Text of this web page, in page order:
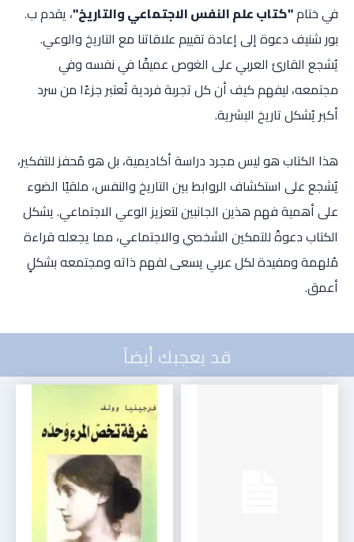
في ختام"كتاب علم النفس الاجتماعي والتاريخ"، يقدم ب.
بور شنيف دعوة إلى إعادة تقييم علاقاتنا مع التاريخ والوعي.
يُشجع القارئ العربي على الغوص عميقًا في نفسه وفي
مجتمعه، ليفهم كيف أن كل تجربة فردية تُعتبر جزءًا من سرد
أكبر يُشكل تاريخ البشرية.
هذا الكتاب هو ليس مجرد دراسة أكاديمية، بل هو مُحفز للتفكير،
يُشجع على استكشاف الروابط بين التاريخ والنفس، ملقيًا الضوء
على أهمية فهم هذين الجانبين لتعزيز الوعي الاجتماعي. يشكل
الكتاب دعوةً للتمكين الشخصي والاجتماعي، مما يجعله قراءة
مُلهمة ومفيدة لكل عربي يسعى لفهم ذاته ومجتمعه بشكلٍ
أعمق.
قد يعجبك أيضاً